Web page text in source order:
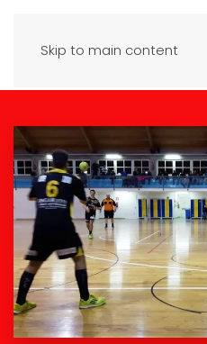
Skip to main content